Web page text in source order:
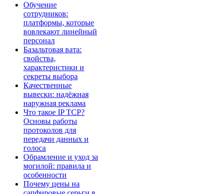
Обучение
сотрудников:
платформы, которые
вовлекают линейный
персонал
Базальтовая вата:
свойства,
характеристики и
секреты выбора
Качественные
вывески: надёжная
наружная реклама
Что такое IP TCP?
Основы работы
протоколов для
передачи данных и
голоса
Обрамление и уход за
могилой: правила и
особенности
Почему цены на